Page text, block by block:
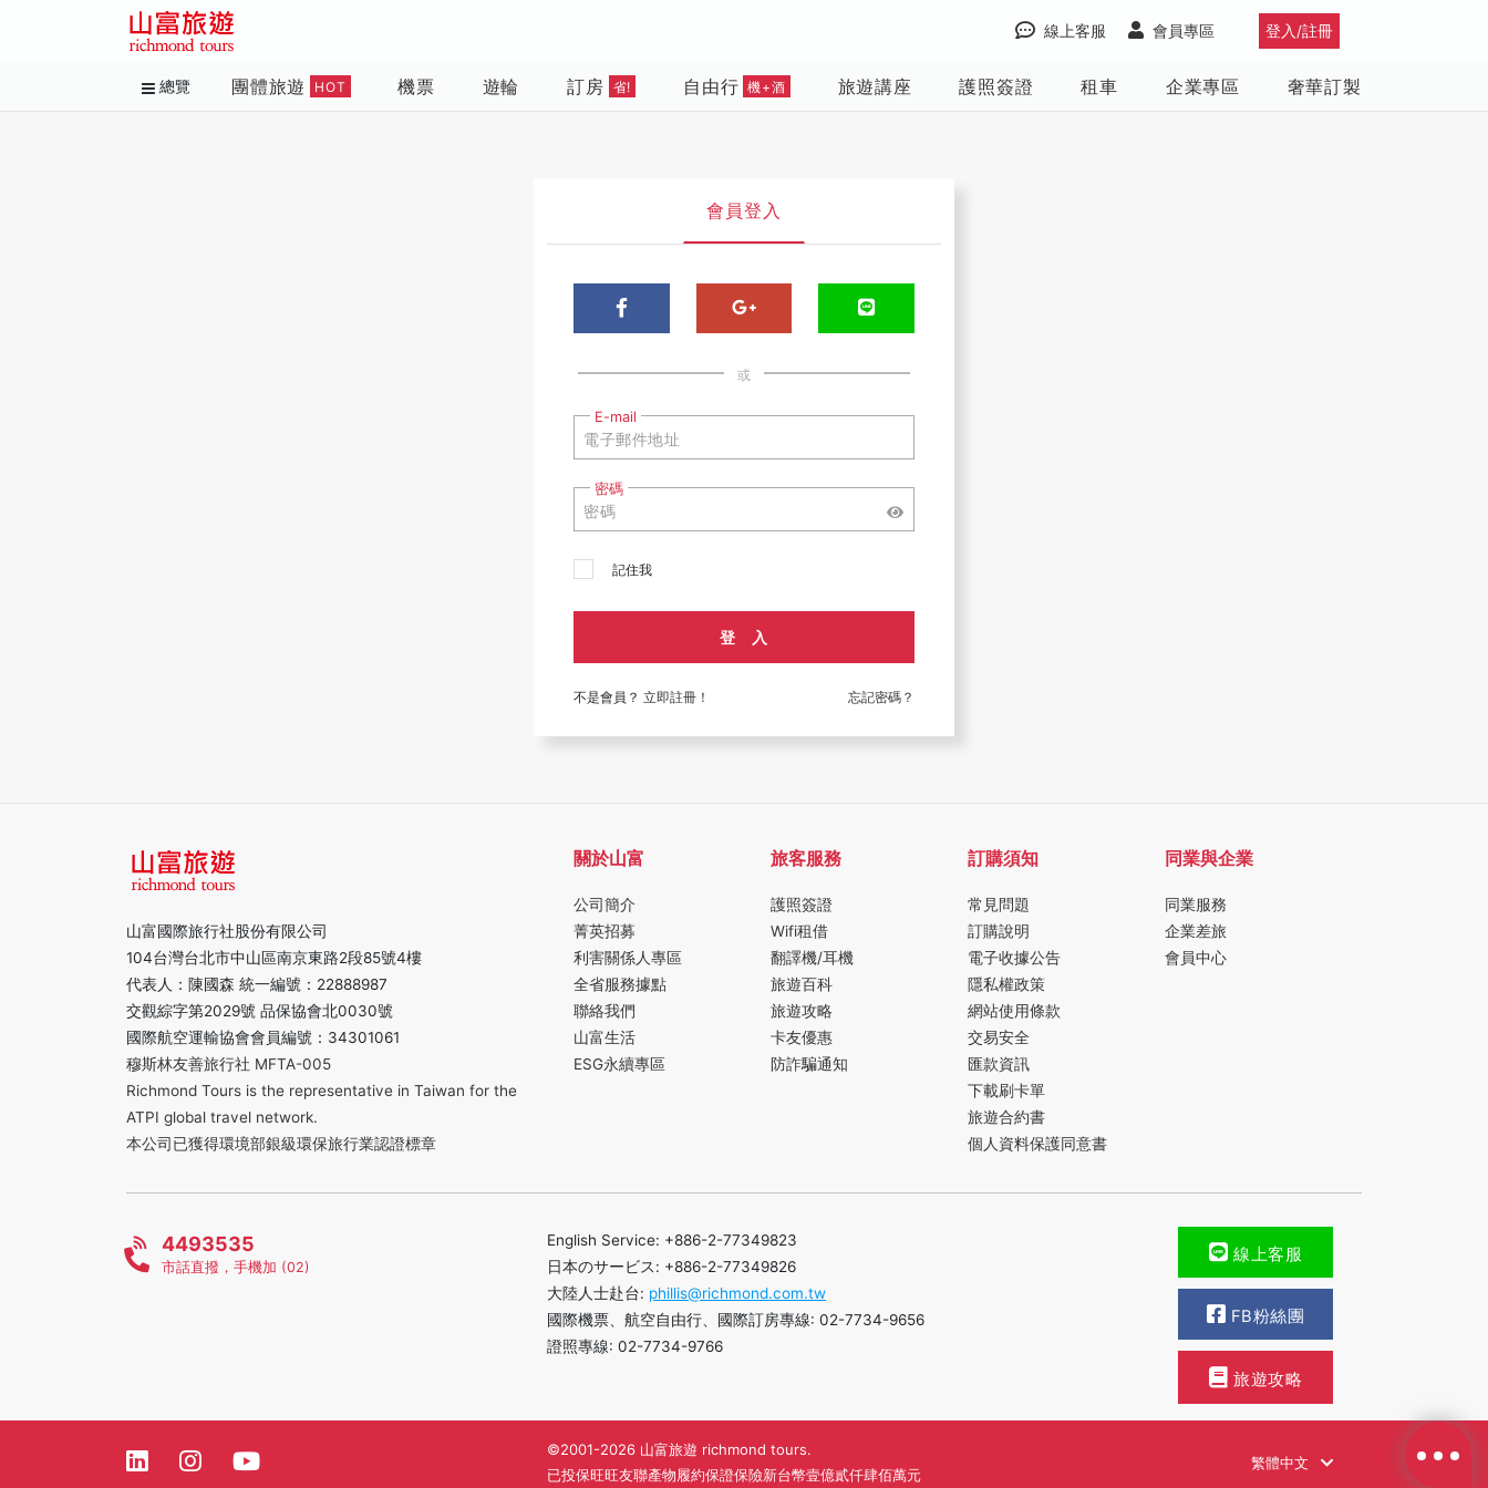
登入/註冊
會員專區
線上客服
總覽 團體旅遊 HOT 機票 遊輪 訂房 省! 自由行 機+酒 旅遊講座 護照簽證 租車 企業專區 奢華訂製
會員登入
或
E-mail
密碼
記住我
登 入
不是會員？ 立即註冊！ 忘記密碼？
山富國際旅行社股份有限公司
104台灣台北市中山區南京東路2段85號4樓
代表人：陳國森 統一編號：22888987
交觀綜字第2029號 品保協會北0030號
國際航空運輸協會會員編號：34301061
穆斯林友善旅行社 MFTA-005
Richmond Tours is the representative in Taiwan for the
ATPI global travel network.
本公司已獲得環境部銀級環保旅行業認證標章
關於山富
公司簡介
菁英招募
利害關係人專區
全省服務據點
聯絡我們
山富生活
ESG永續專區
旅客服務
護照簽證
Wifi租借
翻譯機/耳機
旅遊百科
旅遊攻略
卡友優惠
防詐騙通知
訂購須知
常見問題
訂購說明
電子收據公告
隱私權政策
網站使用條款
交易安全
匯款資訊
下載刷卡單
旅遊合約書
個人資料保護同意書
同業與企業
同業服務
企業差旅
會員中心
4493535
市話直撥，手機加 (02)
English Service: +886-2-77349823
日本のサービス: +886-2-77349826
大陸人士赴台: phillis@richmond.com.tw
國際機票、航空自由行、國際訂房專線: 02-7734-9656
證照專線: 02-7734-9766
線上客服
FB粉絲團
旅遊攻略
©2001-2026 山富旅遊 richmond tours.
已投保旺旺友聯產物履約保證保險新台幣壹億貳仟肆佰萬元
繁體中文